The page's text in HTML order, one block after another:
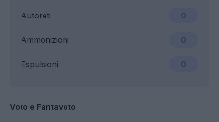
Ammonizioni 0
Espulsioni 0
Autoreti 0
Voto e Fantavoto